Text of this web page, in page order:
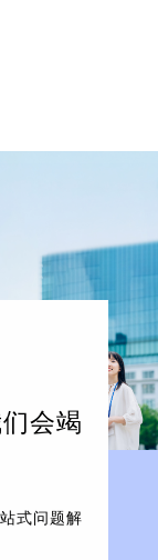
会竭
式问题解